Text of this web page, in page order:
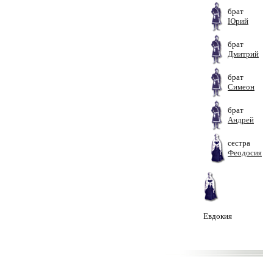
брат
Юрий
брат
Дмитрий
брат
Симеон
брат
Андрей
сестра
Феодосия
Евдокия